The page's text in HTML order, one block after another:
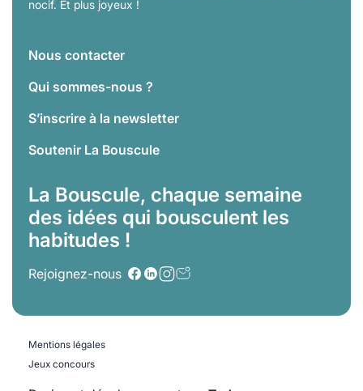
nocif. Et plus joyeux !
Nous contacter
Qui sommes-nous ?
S’inscrire à la newsletter
Soutenir La Bouscule
La Bouscule, chaque semaine
des idées qui bousculent les
habitudes !
Rejoignez-nous
Mentions légales
Jeux concours